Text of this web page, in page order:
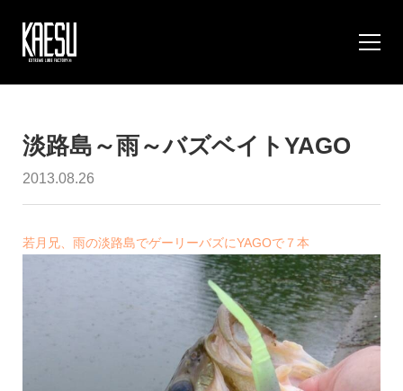
淡路島～雨～バズベイトYAGO
2013.08.26
若月兄、雨の淡路島でゲーリーバズにYAGOで７本